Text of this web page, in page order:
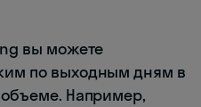
вы можете
по выходным дням в
Например,